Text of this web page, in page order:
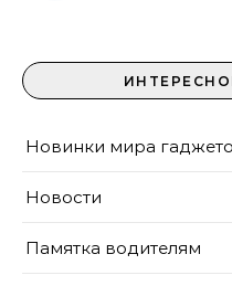
Новинки мира
Новости
Памятка водителям